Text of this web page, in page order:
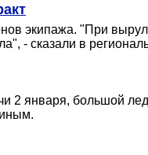
экипажа. "При
- сказали в
2 января, большой